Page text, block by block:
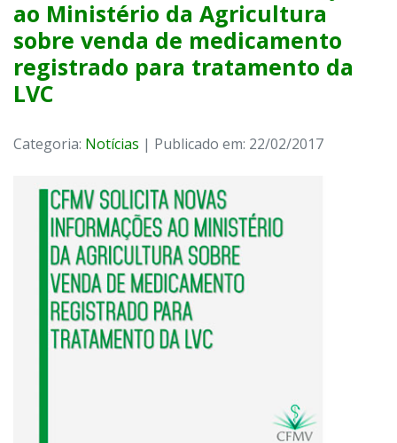
ao Ministério da Agricultura
sobre venda de medicamento
registrado para tratamento da
LVC
Categoria: Notícias | Publicado em: 22/02/2017